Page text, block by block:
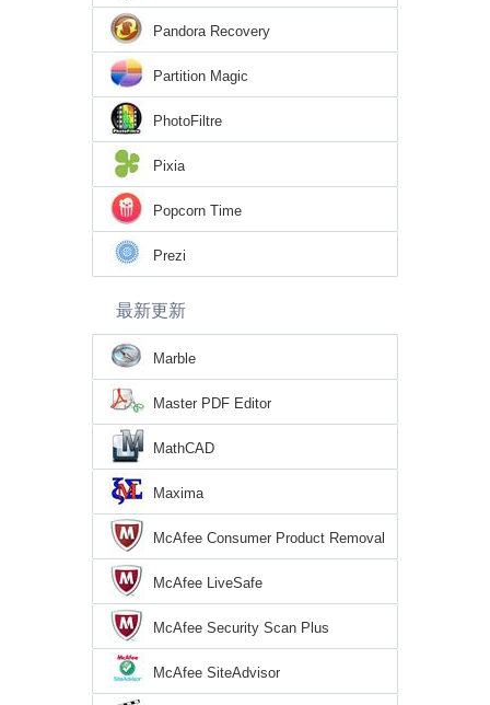
Pandora Recovery
Partition Magic
PhotoFiltre
Pixia
Popcorn Time
Prezi
最新更新
Marble
Master PDF Editor
MathCAD
Maxima
McAfee Consumer Product Removal
Tool
McAfee LiveSafe
McAfee Security Scan Plus
McAfee SiteAdvisor